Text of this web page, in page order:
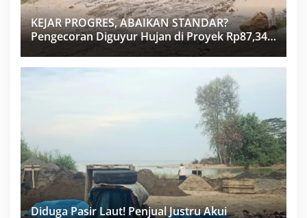
KEJAR PROGRES, ABAIKAN STANDAR?
Pengecoran Diguyur Hujan di Proyek Rp87,34
Miliar Sukma Nias, Konsultan, Pengawas dan
PPK Bungkam
Diduga Pasir Laut! Penjual Justru Akui